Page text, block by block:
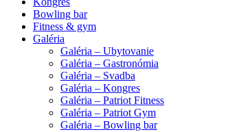
Bowling bar
Fitness & gym
Galéria
Galéria – Ubytovanie
Galéria – Gastronómia
Galéria – Svadba
Galéria – Kongres
Galéria – Patriot Fitness
Galéria – Patriot Gym
Galéria – Bowling bar